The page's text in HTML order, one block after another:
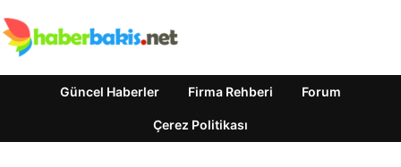
Güncel Haberler Firma Rehberi Forum
Çerez Politikası